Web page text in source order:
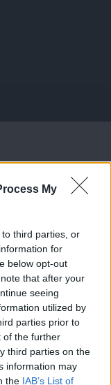
My
third parties, or
for
below opt-out
that after your
seeing
utilized by
parties prior to
of the further
third parties on the
information may
the IAB’s List of